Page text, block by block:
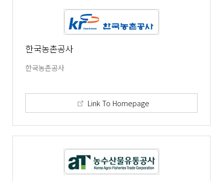
한국농촌공사
한국농촌공사
Link To Homepage